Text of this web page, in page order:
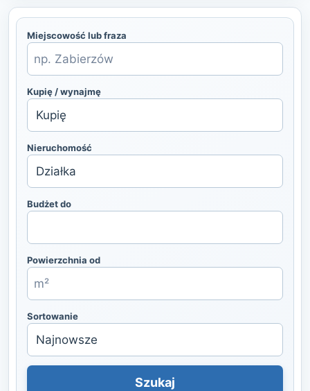
Miejscowość lub fraza
Kupię / wynajmę
Nieruchomość
Budżet do
Powierzchnia od
Sortowanie
Szukaj